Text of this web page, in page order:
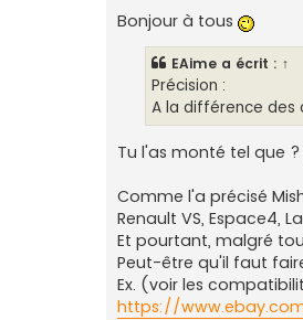
s
s
Bonjour à tous
EAime a écrit : ↑
Précision :
A la différence des
Tu l'as monté tel que
Comme l'a précisé
Renault VS, Espace4,
Et pourtant, malgré
Peut-être qu'il faut
Ex. (voir les
https://www.ebay.com/